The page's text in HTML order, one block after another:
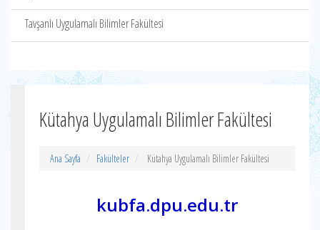
Tavşanlı Uygulamalı Bilimler Fakültesi
Kütahya Uygulamalı Bilimler Fakültesi
Ana Sayfa Fakülteler Kütahya Uygulamalı Bilimler Fakültesi
kubfa.dpu.edu.tr